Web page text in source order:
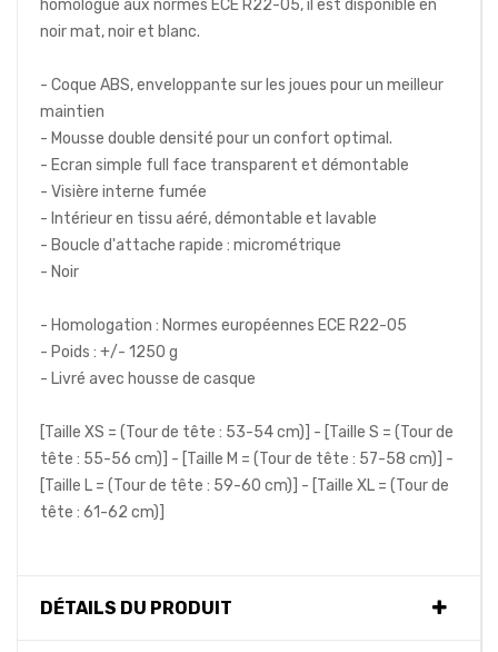
homologué aux normes ECE R22-05, il est disponible en
noir mat, noir et blanc.
- Coque ABS, enveloppante sur les joues pour un meilleur
maintien
- Mousse double densité pour un confort optimal.
- Ecran simple full face transparent et démontable
- Visière interne fumée
- Intérieur en tissu aéré, démontable et lavable
- Boucle d'attache rapide : micrométrique
- Noir
- Homologation : Normes européennes ECE R22-05
- Poids : +/- 1250 g
- Livré avec housse de casque
[Taille XS = (Tour de tête : 53-54 cm)] - [Taille S = (Tour de
tête : 55-56 cm)] - [Taille M = (Tour de tête : 57-58 cm)] -
[Taille L = (Tour de tête : 59-60 cm)] - [Taille XL = (Tour de
tête : 61-62 cm)]
DÉTAILS DU PRODUIT